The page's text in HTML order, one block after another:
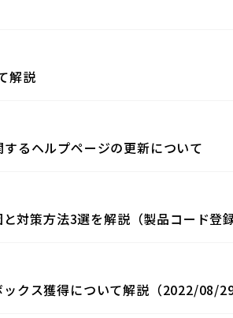
解説
るヘルプページの更新について
対策方法3選を解説（製品コード登録
クス獲得について解説（2022/08/29